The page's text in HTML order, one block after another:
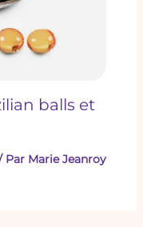
balls et
Par Marie Jeanroy